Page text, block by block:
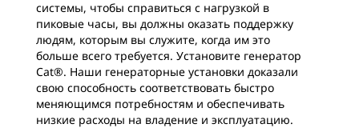
системы, чтобы справиться с нагрузкой в
пиковые часы, вы должны оказать поддержку
людям, которым вы служите, когда им это
больше всего требуется. Установите генератор
Cat®. Наши генераторные установки доказали
свою способность соответствовать быстро
меняющимся потребностям и обеспечивать
низкие расходы на владение и эксплуатацию.